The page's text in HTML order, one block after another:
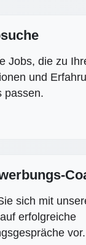
Jobs, die zu
und
passen.
sich mit
erfolgreiche
vor.